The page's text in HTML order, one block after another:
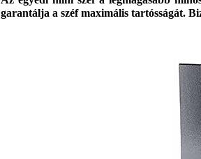
garantálja a széf maximális tartósságát.